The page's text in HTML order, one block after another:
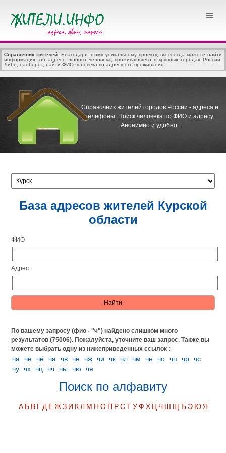
Справочник жителей . Благодаря этому уникальному проекту, вы всегда можете найти
информацию об адресе любого человека, проживающего в крупных городах России.
Либо, наоборот, найти ФИО человека по адресу его проживания.
Справочник жителей городов России - адреса и
телефоны. Поиск человека по ФИО и адресу.
Анонимно и удобно.
База адресов жителей Курской
области
ФИО
Адрес
По вашему запросу (фио - "ч") найдено слишком много
результатов (75006). Пожалуйста, уточните ваш запрос.Также вы
можете выбрать одну из нижеприведенных ссылок :
чa чe чё ча чв че чж чи чк чл чм чн чо чп чр чс
чу чх чц чч чы чю чя
Поиск по алфавиту
А Б В Г Д Е Ж З И К Л М Н О П Р С Т У Ф Х Ц Ч Ш Щ Ъ Э Ю Я